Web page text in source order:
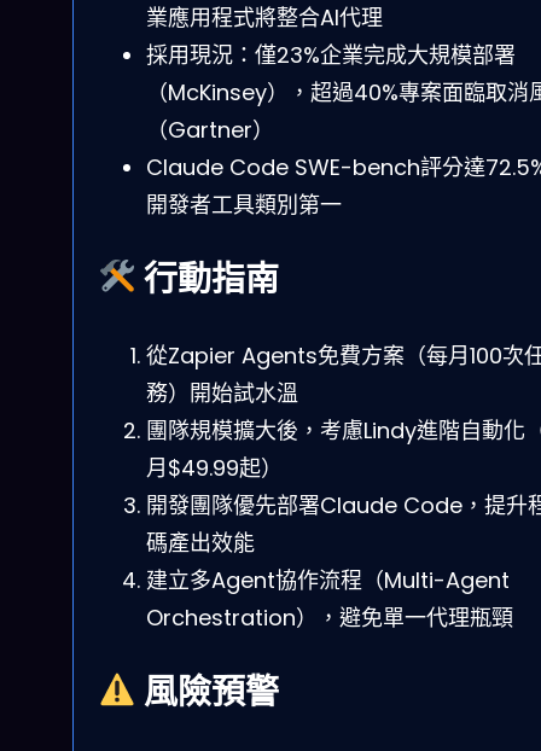
業應用程式將整合AI代理
採用現況：僅23%企業完成大規模部署
（McKinsey），超過40%專案面臨取消
（Gartner）
Claude Code SWE-bench評分達
開發者工具類別第一
行動指南
從Zapier Agents免費方案（每月100次
務）開始試水溫
團隊規模擴大後，考慮Lindy進階自動化
月$49.99起）
開發團隊優先部署Claude Code，提升
碼產出效能
建立多Agent協作流程（Multi-Agent
Orchestration），避免單一代理瓶頸
風險預警